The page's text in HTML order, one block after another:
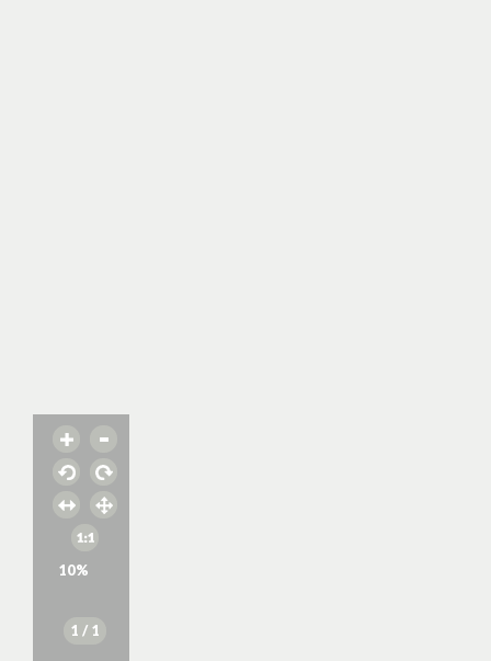
10%
1 / 1